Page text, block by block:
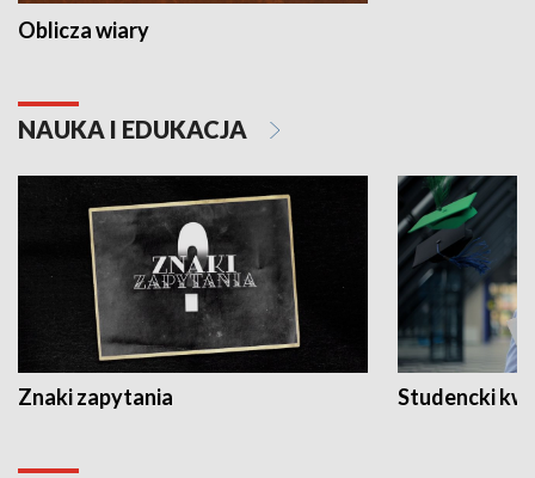
Oblicza wiary
NAUKA I EDUKACJA
Znaki zapytania Studencki